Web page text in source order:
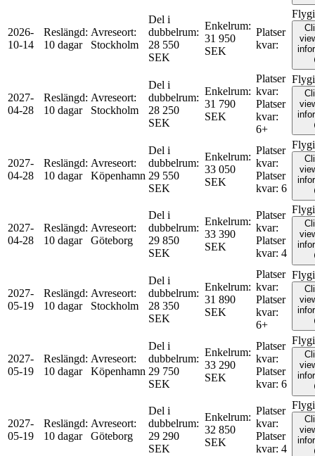
2026-
10-14
Reslängd:
10 dagar
Avreseort:
Stockholm
Del i
dubbelrum:
28 550
SEK
Enkelrum:
31 950
SEK
Platser
kvar:
2027-
04-28
Reslängd:
10 dagar
Avreseort:
Stockholm
Del i
dubbelrum:
28 250
SEK
Enkelrum:
31 790
SEK
Platser
kvar:
Platser
kvar:
6+
2027-
04-28
Reslängd:
10 dagar
Avreseort:
Köpenhamn
Del i
dubbelrum:
29 550
SEK
Enkelrum:
33 050
SEK
Platser
kvar:
Platser
kvar: 6
2027-
04-28
Reslängd:
10 dagar
Avreseort:
Göteborg
Del i
dubbelrum:
29 850
SEK
Enkelrum:
33 390
SEK
Platser
kvar:
Platser
kvar: 4
2027-
05-19
Reslängd:
10 dagar
Avreseort:
Stockholm
Del i
dubbelrum:
28 350
SEK
Enkelrum:
31 890
SEK
Platser
kvar:
Platser
kvar:
6+
2027-
05-19
Reslängd:
10 dagar
Avreseort:
Köpenhamn
Del i
dubbelrum:
29 750
SEK
Enkelrum:
33 290
SEK
Platser
kvar:
Platser
kvar: 6
2027-
05-19
Reslängd:
10 dagar
Avreseort:
Göteborg
Del i
dubbelrum:
29 290
SEK
Enkelrum:
32 850
SEK
Platser
kvar:
Platser
kvar: 4